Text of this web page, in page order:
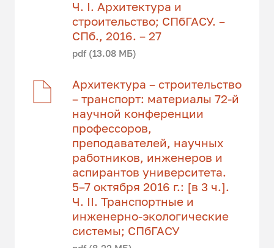
Ч. I. Архитектура и
строительство; СПбГАСУ. –
СПб., 2016. – 27
pdf (13.08 МБ)
Архитектура – строительство
– транспорт: материалы 72-й
научной конференции
профессоров,
преподавателей, научных
работников, инженеров и
аспирантов университета.
5–7 октября 2016 г.: [в 3 ч.].
Ч. II. Транспортные и
инженерно-экологические
системы; СПбГАСУ